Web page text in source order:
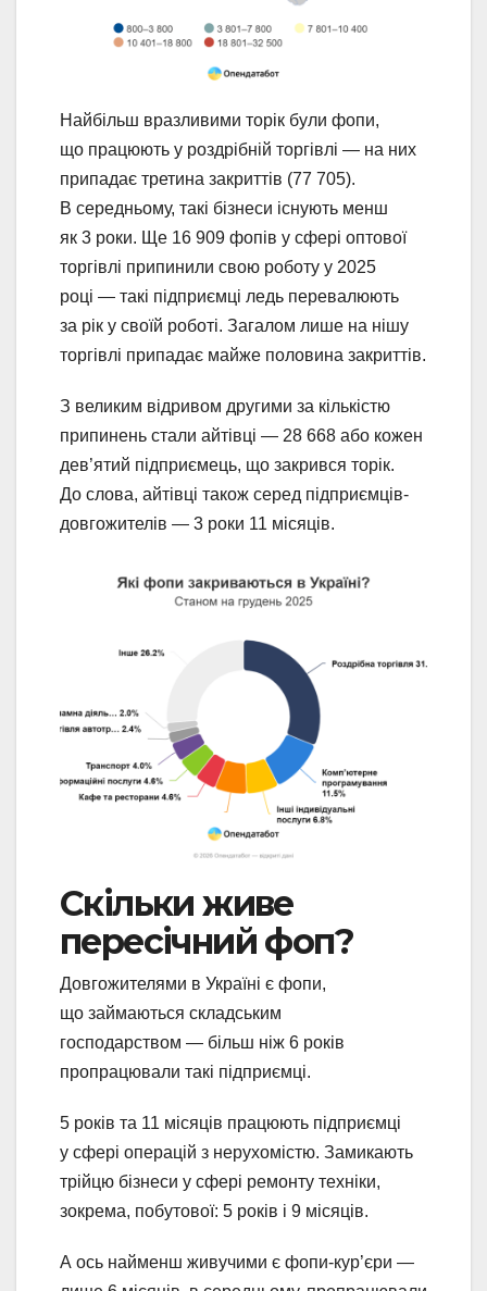
Найбільш вразливими торік були фопи,
що працюють у роздрібній торгівлі — на них
припадає третина закриттів (77 705).
В середньому, такі бізнеси існують менш
як 3 роки. Ще 16 909 фопів у сфері оптової
торгівлі припинили свою роботу у 2025
році — такі підприємці ледь перевалюють
за рік у своїй роботі. Загалом лише на нішу
торгівлі припадає майже половина закриттів.
З великим відривом другими за кількістю
припинень стали айтівці — 28 668 або кожен
дев’ятий підприємець, що закрився торік.
До слова, айтівці також серед підприємців-
довгожителів — 3 роки 11 місяців.
Скільки живе
пересічний фоп?
Довгожителями в Україні є фопи,
що займаються складським
господарством — більш ніж 6 років
пропрацювали такі підприємці.
5 років та 11 місяців працюють підприємці
у сфері операцій з нерухомістю. Замикають
трійцю бізнеси у сфері ремонту техніки,
зокрема, побутової: 5 років і 9 місяців.
А ось найменш живучими є фопи-кур’єри —